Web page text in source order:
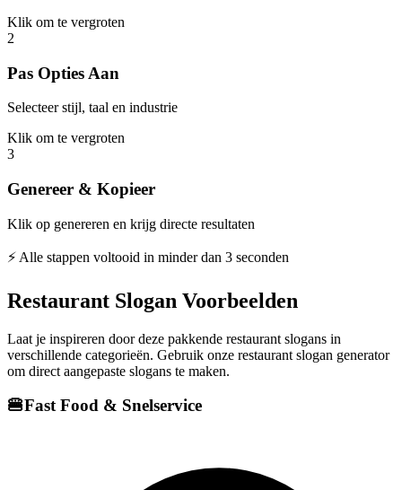
Klik om te vergroten
2
Pas Opties Aan
Selecteer stijl, taal en industrie
Klik om te vergroten
3
Genereer & Kopieer
Klik op genereren en krijg directe resultaten
⚡ Alle stappen voltooid in minder dan 3 seconden
Restaurant Slogan Voorbeelden
Laat je inspireren door deze pakkende restaurant slogans in
verschillende categorieën. Gebruik onze restaurant slogan generator
om direct aangepaste slogans te maken.
🍔Fast Food & Snelservice